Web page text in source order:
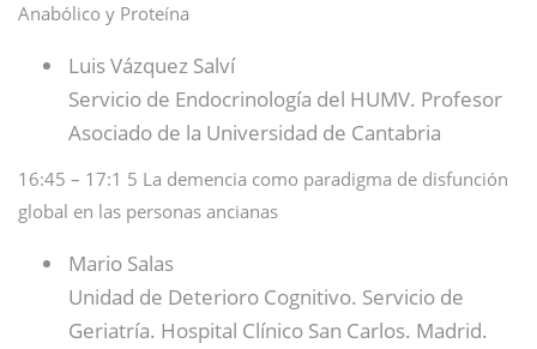
Anabólico y Proteína
Luis Vázquez Salví
Servicio de Endocrinología del HUMV. Profesor
Asociado de la Universidad de Cantabria
16:45 – 17:1 5 La demencia como paradigma de disfunción
global en las personas ancianas
Mario Salas
Unidad de Deterioro Cognitivo. Servicio de
Geriatría. Hospital Clínico San Carlos. Madrid.